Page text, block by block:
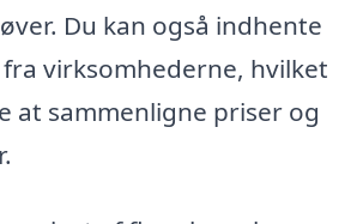
Du kan også indhente
virksomhederne, hvilket
at sammenligne priser og